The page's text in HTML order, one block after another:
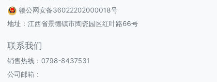
赣公网安备36022202000018号
地址：江西省景德镇市陶瓷园区红叶路66号
联系我们
销售热线：0798-8437531
公司邮箱：